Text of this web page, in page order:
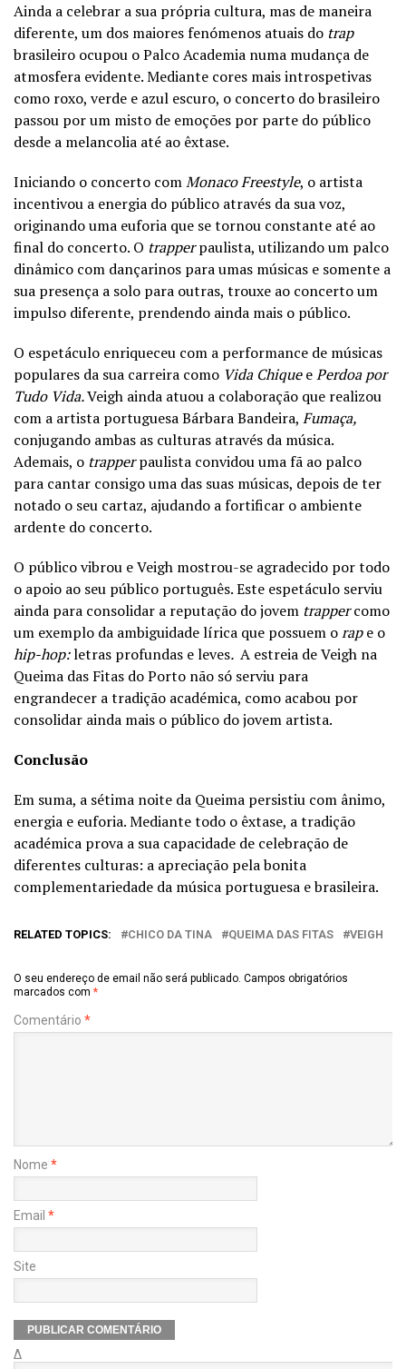
Ainda a celebrar a sua própria cultura, mas de maneira
diferente, um dos maiores fenómenos atuais do trap
brasileiro ocupou o Palco Academia numa mudança de
atmosfera evidente. Mediante cores mais introspetivas
como roxo, verde e azul escuro, o concerto do brasileiro
passou por um misto de emoções por parte do público
desde a melancolia até ao êxtase.
Iniciando o concerto comMonaco Freestyle, o artista
incentivou a energia do público através da sua voz,
originando uma euforia que se tornou constante até ao
final do concerto. O trapperpaulista, utilizando um palco
dinâmico com dançarinos para umas músicas e somente a
sua presença a solo para outras, trouxe ao concerto um
impulso diferente, prendendo ainda mais o público.
O espetáculo enriqueceu com a performance de músicas
populares da sua carreira como Vida ChiqueePerdoa por
Tudo Vida.Veigh ainda atuou a colaboração que realizou
com a artista portuguesa Bárbara Bandeira, Fumaça,
conjugando ambas as culturas através da música.
Ademais, o trapperpaulista convidou uma fã ao palco
para cantar consigo uma das suas músicas, depois de ter
notado o seu cartaz, ajudando a fortificar o ambiente
ardente do concerto.
O público vibrou e Veigh mostrou-se agradecido por todo
o apoio ao seu público português. Este espetáculo serviu
ainda para consolidar a reputação do jovem trappercomo
um exemplo da ambiguidade lírica que possuem orape o
hip-hop:letras profundas e leves. A estreia de Veigh na
Queima das Fitas do Porto não só serviu para
engrandecer a tradição académica, como acabou por
consolidar ainda mais o público do jovem artista.
Conclusão
Em suma, a sétima noite da Queima persistiu com ânimo,
energia e euforia. Mediante todo o êxtase, a tradição
académica prova a sua capacidade de celebração de
diferentes culturas: a apreciação pela bonita
complementariedade da música portuguesa e brasileira.
RELATED TOPICS: CHICO DA TINA QUEIMA DAS FITAS VEIGH
O seu endereço de email não será publicado. Campos obrigatórios
marcados com *
Comentário *
Nome *
Email *
Site
Δ